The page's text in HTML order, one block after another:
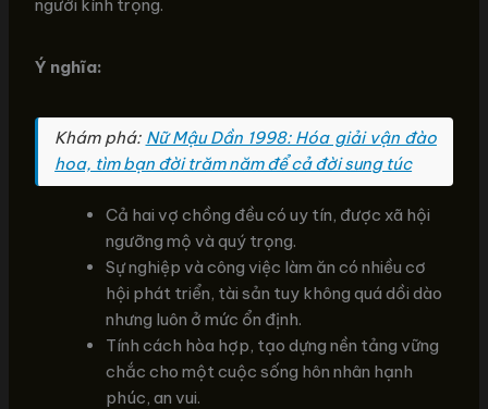
người kính trọng.
Ý nghĩa:
Khám phá: Nữ Mậu Dần 1998: Hóa giải vận đào
hoa, tìm bạn đời trăm năm để cả đời sung túc
Cả hai vợ chồng đều có uy tín, được xã hội
ngưỡng mộ và quý trọng.
Sự nghiệp và công việc làm ăn có nhiều cơ
hội phát triển, tài sản tuy không quá dồi dào
nhưng luôn ở mức ổn định.
Tính cách hòa hợp, tạo dựng nền tảng vững
chắc cho một cuộc sống hôn nhân hạnh
phúc, an vui.